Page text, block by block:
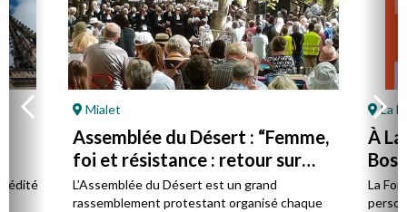
édité
Mialet
Assemblée du Désert : “Femme,
foi et résistance : retour sur
Marie Durand”
L’Assemblée du Désert est un grand
rassemblement protestant organisé chaque
La
À
par
La